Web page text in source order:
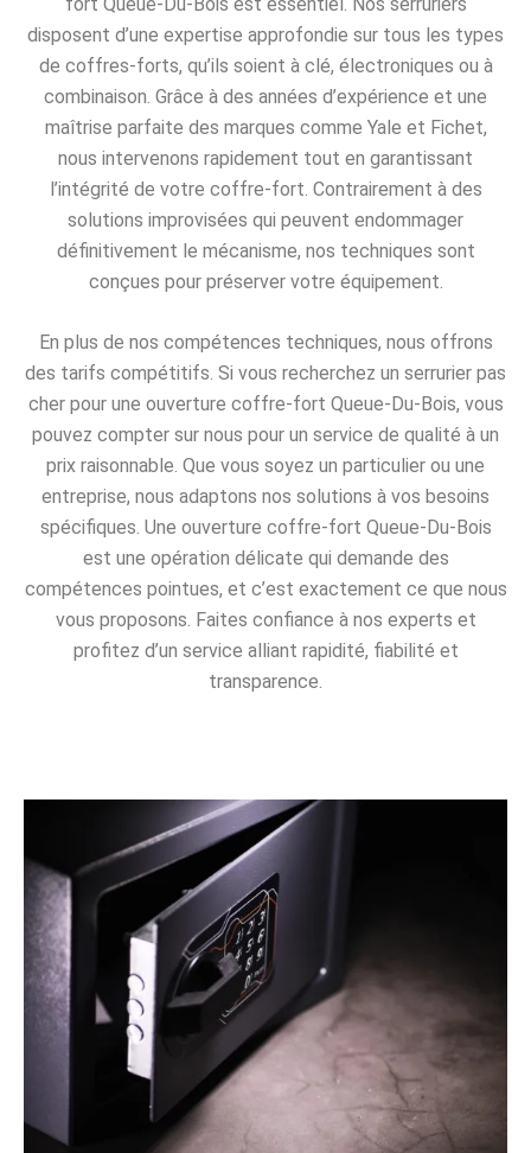
disposent d’une expertise approfondie sur tous les types
de coffres-forts, qu’ils soient à clé, électroniques ou à
combinaison. Grâce à des années d’expérience et une
maîtrise parfaite des marques comme Yale et Fichet,
nous intervenons rapidement tout en garantissant
l’intégrité de votre coffre-fort. Contrairement à des
solutions improvisées qui peuvent endommager
définitivement le mécanisme, nos techniques sont
conçues pour préserver votre équipement.
En plus de nos compétences techniques, nous offrons
des tarifs compétitifs. Si vous recherchez un serrurier pas
cher pour une ouverture coffre-fort Queue-Du-Bois, vous
pouvez compter sur nous pour un service de qualité à un
prix raisonnable. Que vous soyez un particulier ou une
entreprise, nous adaptons nos solutions à vos besoins
spécifiques. Une ouverture coffre-fort Queue-Du-Bois
est une opération délicate qui demande des
compétences pointues, et c’est exactement ce que nous
vous proposons. Faites confiance à nos experts et
profitez d’un service alliant rapidité, fiabilité et
transparence.